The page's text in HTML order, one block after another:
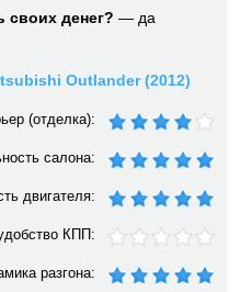
своих денег? — да
Outlander (2012)
(отделка):
салона:
двигателя:
КПП:
разгона: